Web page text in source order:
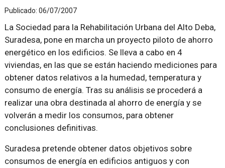
Publicado: 06/07/2007
La Sociedad para la Rehabilitación Urbana del Alto Deba,
Suradesa, pone en marcha un proyecto piloto de ahorro
energético en los edificios. Se lleva a cabo en 4
viviendas, en las que se están haciendo mediciones para
obtener datos relativos a la humedad, temperatura y
consumo de energía. Tras su análisis se procederá a
realizar una obra destinada al ahorro de energía y se
volverán a medir los consumos, para obtener
conclusiones definitivas.
Suradesa pretende obtener datos objetivos sobre
consumos de energía en edificios antiguos y con